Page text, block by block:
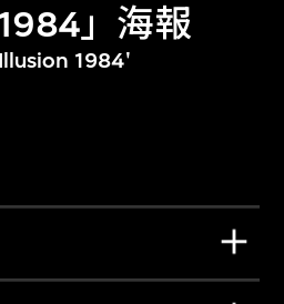
」海報
1984'